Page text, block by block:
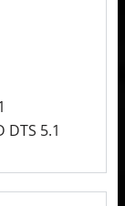
DTS 5.1